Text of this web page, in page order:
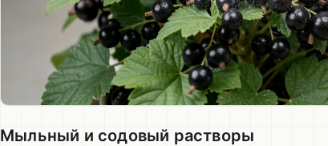
Мыльный и содовый растворы